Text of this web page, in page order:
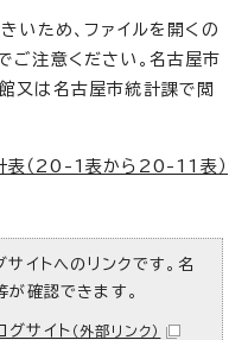
いため、ファイルを開くの
ご注意ください。名古屋市
又は名古屋市統計課で閲
（20-1表から20-11表）
イトへのリンクです。名
確認できます。
グサイト （外部リンク）